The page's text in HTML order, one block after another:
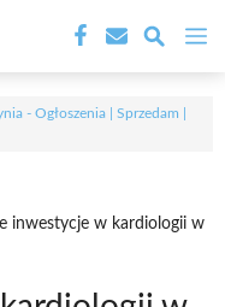
- Ogłoszenia | Sprzedam |
inwestycje w kardiologii w